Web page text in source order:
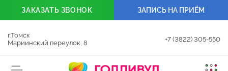
г.Томск
Мариинский переулок, 8
+7 (3822) 305-550
ЗАКАЗАТЬ ЗВОНОК ЗАПИСЬ НА ПРИЁМ